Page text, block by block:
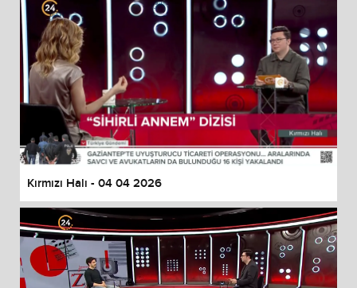
Kırmızı Halı - 04 04 2026